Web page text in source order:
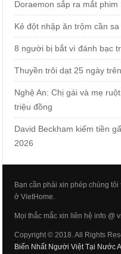
Doraemon sắp ra mắt
Kẻ đột nhập ăn trộm cần
8 người bị bắt vì đánh bạc
Thuyền trôi dạt 25 ngày
Nghệ An: Chị gái và mẹ
triệu đồng
David Beckham kiếm tiền
2026
Bạn cần phải xin phép chúng
ở VietHome.
Mọi thắc mắc xin liên hệ info @
Copyright © 2018. All Rights
Biến Nhất Người Việt Tại Nước